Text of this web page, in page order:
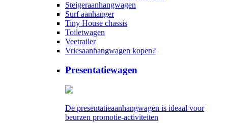
Steigeraanhangwagen
Surf aanhanger
Tiny House chassis
Toiletwagen
Veetrailer
Vriesaanhangwagen kopen?
Presentatiewagen
De presentatieaanhangwagen is ideaal voor
beurzen promotie-activiteiten